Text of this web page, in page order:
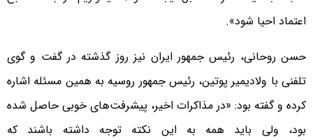
اعتماد احیا شود».
حسن روحانی، رئیس جمهور ایران نیز روز گذشته در گفت و گوی
تلفنی با ولادیمیر پوتین، رئیس جمهور روسیه به همین مسئله اشاره
کرده و گفته بود: «در مذاکرات اخیر، پیشرفت‌های خوبی حاصل شده
بود، ولی باید همه به این نکته توجه داشته باشند که